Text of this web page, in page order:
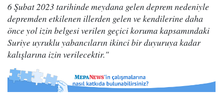
6 Şubat 2023 tarihinde meydana gelen deprem nedeniyle
depremden etkilenen illerden gelen ve kendilerine daha
önce yol izin belgesi verilen geçici koruma kapsamındaki
Suriye uyruklu yabancıların ikinci bir duyuruya kadar
kalışlarına izin verilecektir."